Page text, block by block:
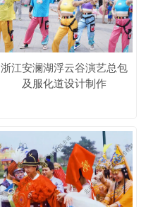
浙江安澜湖浮云谷演艺总包
及服化道设计制作